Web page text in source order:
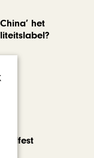
het